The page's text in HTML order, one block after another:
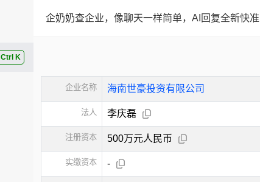
Ctrl K
企奶奶查企业，像聊天一样简单，AI回复全新快准
企业名称 海南世豪投资有限公司
法人 李庆磊
注册资本 500万元人民币
实缴资本 -